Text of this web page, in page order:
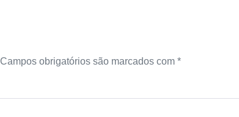
Campos obrigatórios são marcados com *